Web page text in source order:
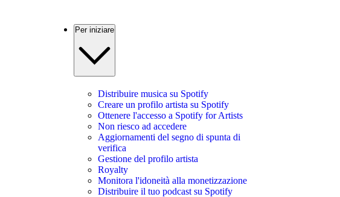
Per iniziare
Distribuire musica su Spotify
Creare un profilo artista su Spotify
Ottenere l'accesso a Spotify for Artists
Non riesco ad accedere
Aggiornamenti del segno di spunta di
verifica
Gestione del profilo artista
Royalty
Monitora l'idoneità alla monetizzazione
Distribuire il tuo podcast su Spotify